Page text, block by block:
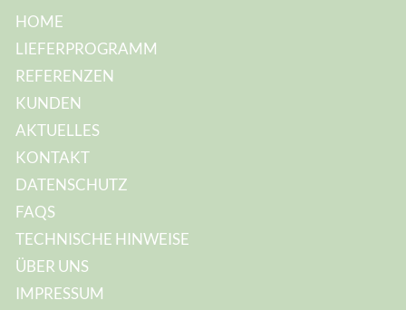
A
e
s
s
e
HOME
LIEFERPROGRAMM
REFERENZEN
KUNDEN
AKTUELLES
KONTAKT
DATENSCHUTZ
FAQS
TECHNISCHE HINWEISE
ÜBER UNS
IMPRESSUM